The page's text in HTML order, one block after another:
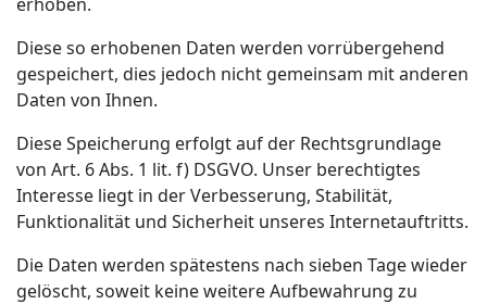
Diese so erhobenen Daten werden vorrübergehend
gespeichert, dies jedoch nicht gemeinsam mit anderen
Daten von Ihnen.
Diese Speicherung erfolgt auf der Rechtsgrundlage
von Art. 6 Abs. 1 lit. f) DSGVO. Unser berechtigtes
Interesse liegt in der Verbesserung, Stabilität,
Funktionalität und Sicherheit unseres Internetauftritts.
Die Daten werden spätestens nach sieben Tage wieder
gelöscht, soweit keine weitere Aufbewahrung zu